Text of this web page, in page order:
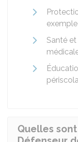
Santé
Quelles